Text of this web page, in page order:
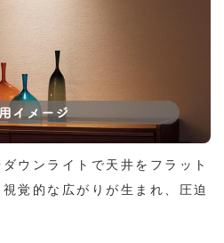
ウンライトで天井をフラット
覚的な広がりが生まれ、圧迫